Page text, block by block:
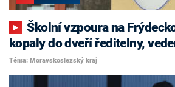
Školní vzpoura na Frýdecko-Místecku: Děti
kopaly do dveří ředitelny,
Téma: Moravskoslezský kraj